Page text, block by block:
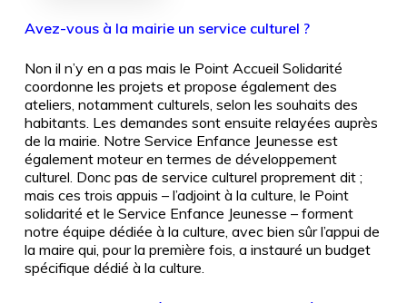
Avez-vous à la mairie un service culturel ?
Non il n’y en a pas mais le Point Accueil Solidarité
coordonne les projets et propose également des
ateliers, notamment culturels, selon les souhaits des
habitants. Les demandes sont ensuite relayées auprès
de la mairie. Notre Service Enfance Jeunesse est
également moteur en termes de développement
culturel. Donc pas de service culturel proprement dit ;
mais ces trois appuis – l’adjoint à la culture, le Point
solidarité et le Service Enfance Jeunesse – forment
notre équipe dédiée à la culture, avec bien sûr l’appui de
la maire qui, pour la première fois, a instauré un budget
spécifique dédié à la culture.